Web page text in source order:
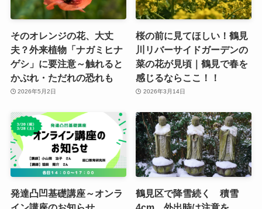
そのオレンジの花、大丈
夫？外来植物「ナガミヒナ
ゲシ」に要注意～触れると
かぶれ・ただれの恐れも
2026年5月2日
桜の前に見てほしい！鶴見
川リバーサイドガーデンの
菜の花が見頃｜鶴見で春を
感じるならここ！！
2026年3月14日
発達凸凹基礎講座～オンラ
鶴見区で降雪続く 積雪